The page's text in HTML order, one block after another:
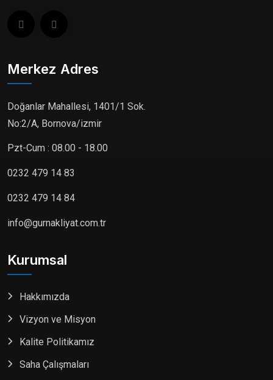
Merkez Adres
Doğanlar Mahallesi, 1401/1 Sok.
No:2/A, Bornova/izmir
Pzt-Cum : 08.00 - 18.00
0232 479 14 83
0232 479 14 84
info@gurnakliyat.com.tr
Kurumsal
Hakkımızda
Vizyon ve Misyon
Kalite Politikamız
Saha Çalışmaları